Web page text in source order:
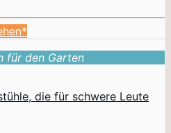
für den Garten
die für schwere Leute